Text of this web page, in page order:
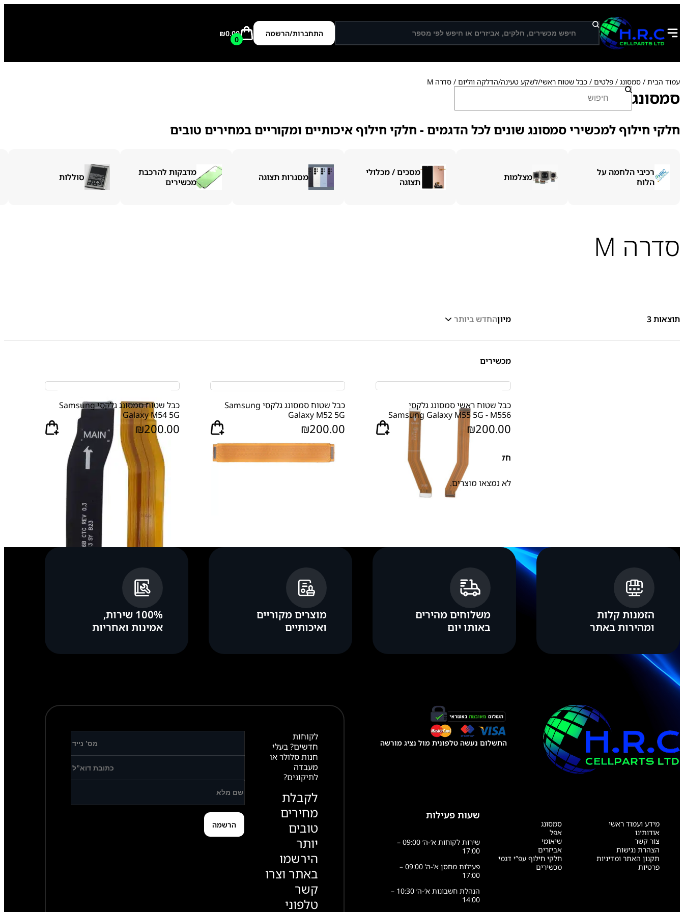
ח
י
פ
התחברות/הרשמה ₪0.00
0
עמוד הבית / סמסונג / פלטים / כבל שטוח ראשי/לשקע טעינה/הדלקה ווליום / סדרה M
סמסונגח
י
פ
ש
חלקי חילוף למכשירי סמסונג שונים לכל הדגמים - חלקי חילוף איכותיים ומקוריים במחירים טובים
רכיבי הלחמה על
הלוח
מצלמות
מסכים / מכלולי
תצוגה
מסגרות תצוגה
מדבקות להרכבת
מכשירים
סוללות
סדרה M
תוצאות3 מיוןהחדש ביותר
מכשירים
כבל שטוח ראשי סמסונג גלקסי
Samsung Galaxy M55 5G - M556
₪200.00
כבל שטוח סמסונג גלקסי Samsung
Galaxy M52 5G
₪200.00
כבל שטוח סמסונג גלקסי Samsung
Galaxy M54 5G
₪200.00
חלקי חילוף
לא נמצאו מוצרים.
הזמנות קלות
ומהירות באתר
משלוחים מהירים
באותו יום
מוצרים מקוריים
ואיכותיים
100% שירות,
אמינות ואחריות
התשלום נעשה טלפונית מול נציג מורשה
לקוחות
חדשים? בעלי
חנות סלולר או
מעבדה
לתיקונים?
לקבלת
מחירים
טובים
יותר
הירשמו
באתר וצרו
קשר
טלפוני
מידע ועמוד ראשי
אודותינו
צור קשר
הצהרת נגישות
תקנון האתר ומדיניות
פרטיות
סמסונג
אפל
שיאומי
אביזרים
חלקי חילוף עפ”י דגמי
מכשירים
שעות פעילות
שירות לקוחות א’-ה’ 09:00 –
17:00
פעילות מחסן א’-ה’ 09:00 –
17:00
הנהלת חשבונות א’-ה’ 10:30 –
14:00